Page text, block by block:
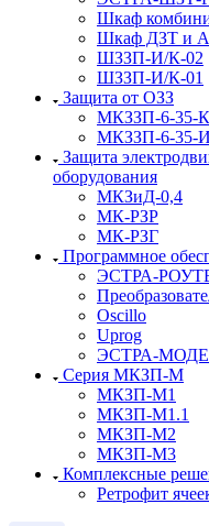
Шкаф
Шкаф ДЗТ и
ШЗЗП-И/К-02
ШЗЗП-И/К-01
Защита от ОЗЗ
МКЗЗП-6-35-К
МКЗЗП-6-35-И
Защита
оборудования
МКЗиД-0,4
МК-РЗР
МК-РЗГ
Программное
ЭСТРА-
Oscillo
Uprog
ЭСТРА-
Серия МКЗП-М
МКЗП-М1
МКЗП-М1.1
МКЗП-М2
МКЗП-М3
Комплексные
Ретрофит